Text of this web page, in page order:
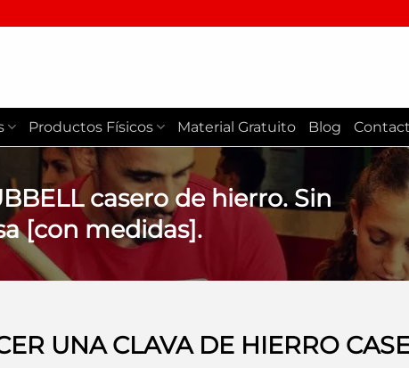
Productos Físicos Material Gratuito Blog
casero de hierro. Sin
[con medidas].
UNA CLAVA DE HIERRO